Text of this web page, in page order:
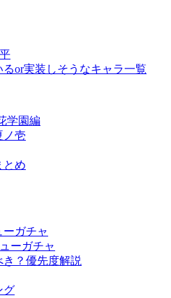
or実装しそうなキャラ一覧
学園編
ノ壱
とめ
ーガチャ
ーガチャ
？優先度解説
グ